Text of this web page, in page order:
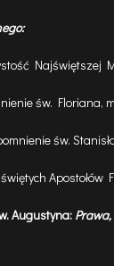
Najświętszej
św. Floriana,
św.
Apostołów
Augustyna: